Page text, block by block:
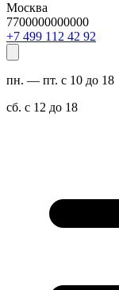
Москва
7700000000000
29 24 211 994 7+
пн. — пт. с 10 до 18
сб. с 12 до 18